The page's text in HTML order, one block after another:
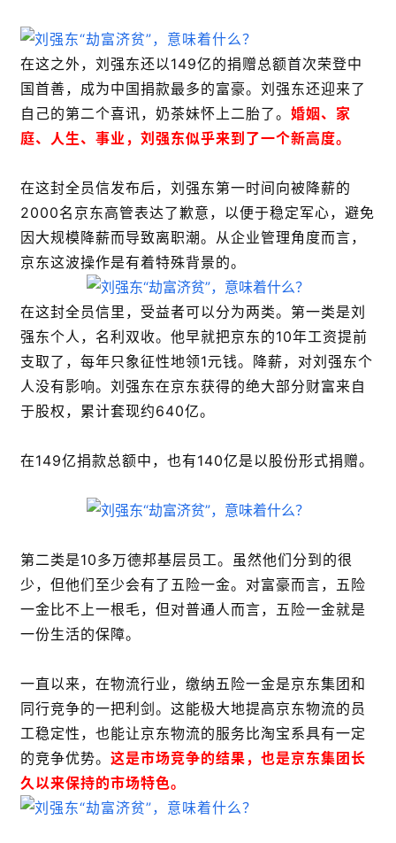
在这之外，刘强东还以149亿的捐赠总额首次荣登中
国首善，成为中国捐款最多的富豪。刘强东还迎来了
自己的第二个喜讯，奶茶妹怀上二胎了。 婚姻、家
庭、人生、事业，刘强东似乎来到了一个新高度。
在这封全员信发布后，刘强东第一时间向被降薪的
2000名京东高管表达了歉意，以便于稳定军心，避免
因大规模降薪而导致离职潮。从企业管理角度而言，
京东这波操作是有着特殊背景的。
在这封全员信里，受益者可以分为两类。第一类是刘
强东个人，名利双收。他早就把京东的10年工资提前
支取了，每年只象征性地领1元钱。降薪，对刘强东个
人没有影响。刘强东在京东获得的绝大部分财富来自
于股权，累计套现约640亿。
在149亿捐款总额中，也有140亿是以股份形式捐赠。
第二类是10多万德邦基层员工。虽然他们分到的很
少，但他们至少会有了五险一金。对富豪而言，五险
一金比不上一根毛，但对普通人而言，五险一金就是
一份生活的保障。
一直以来，在物流行业，缴纳五险一金是京东集团和
同行竞争的一把利剑。这能极大地提高京东物流的员
工稳定性，也能让京东物流的服务比淘宝系具有一定
的竞争优势。 这是市场竞争的结果，也是京东集团长
久以来保持的市场特色。